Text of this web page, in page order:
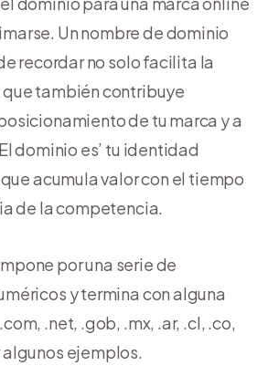
Un nombre de dominio
recordar no solo facilita la
también contribuye
de tu marca y a
dominio es’ tu identidad
acumula valor con el tiempo
de la competencia.
por una serie de
y termina con alguna
.net, .gob, .mx, .ar, .cl, .co,
ejemplos.